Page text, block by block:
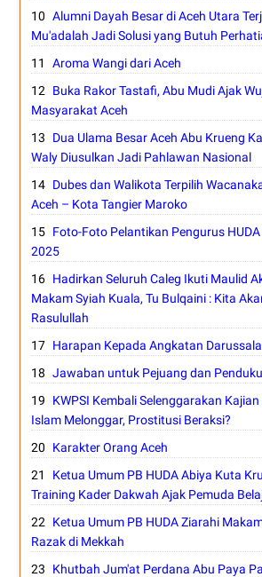
Alumni Dayah Besar di Aceh Utara
Mu'adalah Jadi Solusi yang Butuh
Aroma Wangi dari Aceh
Buka Rakor Tastafi, Abu Mudi Ajak
Masyarakat Aceh
Dua Ulama Besar Aceh Abu Krueng
Waly Diusulkan Jadi Pahlawan Nasional
Dubes dan Walikota Terpilih
Aceh – Kota Tangier Maroko
Foto-Foto Pelantikan Pengurus
2025
Hadirkan Seluruh Caleg Ikuti Maulid
Makam Syiah Kuala, Tu Bulqaini : Kita
Rasulullah
Harapan Kepada Angkatan
Jawaban untuk Pejuang dan
KWPSI Kembali Selenggarakan
Islam Melonggar, Prostitusi Beraksi?
Karakter Orang Aceh
Ketua Umum PB HUDA Abiya Kuta
Training Kader Dakwah Ajak Pemuda
Ketua Umum PB HUDA Ziarahi
Razak di Mekkah
Khutbah Jum'at Perdana Abu Paya